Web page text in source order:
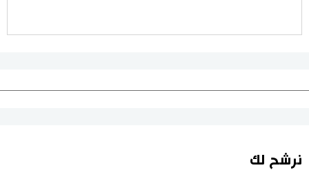
نرشح لك